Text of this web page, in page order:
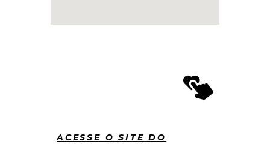
ACESSE O SITE DO